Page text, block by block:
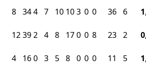
8 344 7 10 103 0 0 36 6
12392 4 8 170 0 8 23 2
4 160 3 5 8 0 0 0 11 5